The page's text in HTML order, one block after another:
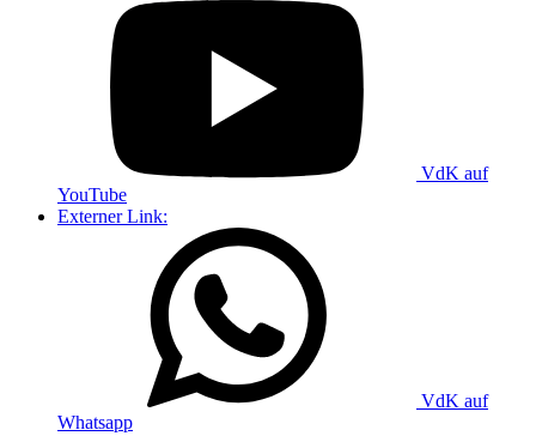
VdK auf
YouTube
Externer Link:
VdK auf
Whatsapp